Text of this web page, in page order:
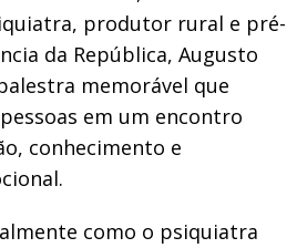
produtor rural e pré-
da República, Augusto
memorável que
em um encontro
conhecimento e
como o psiquiatra